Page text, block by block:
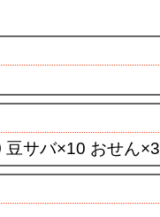
豆サバ×10 おせん×3